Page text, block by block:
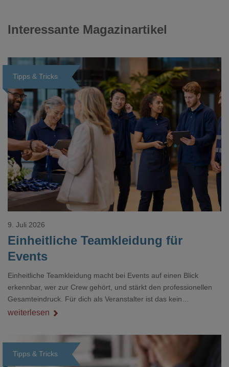
Interessante Magazinartikel
Tipps & Tricks
Loading...
Einheitliche Teamkleidung für
Events
9. Juli 2026
Einheitliche Teamkleidung macht bei Events auf einen Blick
erkennbar, wer zur Crew gehört, und stärkt den professionellen
Gesamteindruck. Für dich als Veranstalter ist das kein
Nebenthema: Bei Textilien mit Stickerei oder mehreren
weiterlesen
Tipps & Tricks